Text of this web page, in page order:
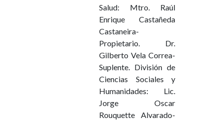
Salud: Mtro. Raúl
Enrique Castañeda
Castaneira-
Propietario. Dr.
Gilberto Vela Correa-
Suplente. División de
Ciencias Sociales y
Humanidades: Lic.
Jorge Oscar
Rouquette Alvarado-